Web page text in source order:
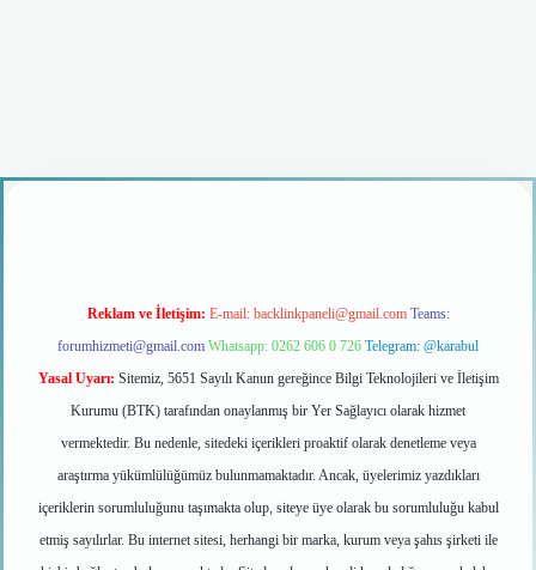
Reklam ve İletişim: E-mail: backlinkpaneli@gmail.com Teams:
forumhizmeti@gmail.com Whatsapp: 0262 606 0 726 Telegram: @karabul
Yasal Uyarı: Sitemiz, 5651 Sayılı Kanun gereğince Bilgi Teknolojileri ve İletişim
Kurumu (BTK) tarafından onaylanmış bir Yer Sağlayıcı olarak hizmet
vermektedir. Bu nedenle, sitedeki içerikleri proaktif olarak denetleme veya
araştırma yükümlülüğümüz bulunmamaktadır. Ancak, üyelerimiz yazdıkları
içeriklerin sorumluluğunu taşımakta olup, siteye üye olarak bu sorumluluğu kabul
etmiş sayılırlar. Bu internet sitesi, herhangi bir marka, kurum veya şahıs şirketi ile